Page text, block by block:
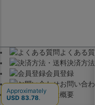
よくある
決済方
会員登録
お問い合わ
会社概要